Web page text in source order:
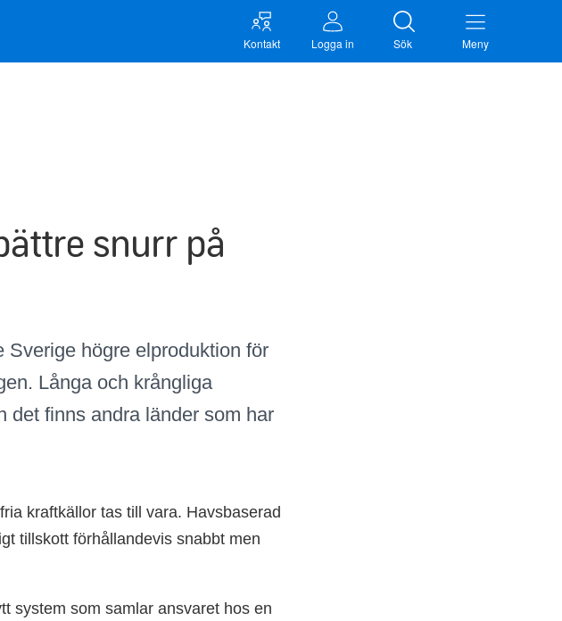
Kontakt Logga in Sök Meny
snurr på
högre elproduktion för
Långa och krångliga
det finns andra länder som har
kraftkällor tas till vara. Havsbaserad
tillskott förhållandevis snabbt men
system som samlar ansvaret hos en